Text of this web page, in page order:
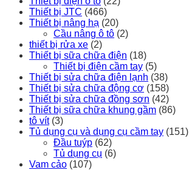
Thiết bị JTC (466)
Thiết bị nâng hạ (20)
Cầu nâng ô tô (2)
thiết bị rửa xe (2)
Thiết bị sữa chữa điện (18)
Thiết bị điện cầm tay (5)
Thiết bị sửa chữa điện lạnh (38)
Thiết bị sửa chữa động cơ (158)
Thiết bị sửa chữa đồng sơn (42)
Thiết bị sữa chữa khung gầm (86)
tô vít (3)
Tủ dụng cụ và dụng cụ cầm tay (151)
Đầu tuýp (62)
Tủ dụng cụ (6)
Vam cảo (107)